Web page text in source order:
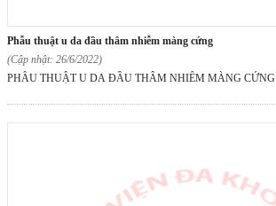
phẫu thuật u da đầu thâm nhiễm màng cứng
(Cập nhật: 26/6/2022)
PHẪU THUẬT U DA ĐẦU THÂM NHIỄM MÀNG CỨNG